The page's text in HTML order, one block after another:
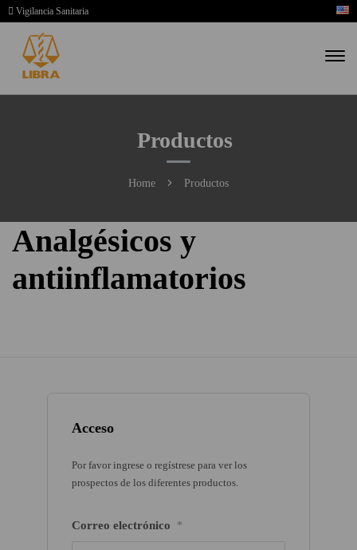
Vigilancia Sanitaria
Productos
Home Productos
Acceso
Por favor ingrese o regístrese para ver los
prospectos de los diferentes productos.
Correo electrónico *
Analgésicos y
antiinflamatorios